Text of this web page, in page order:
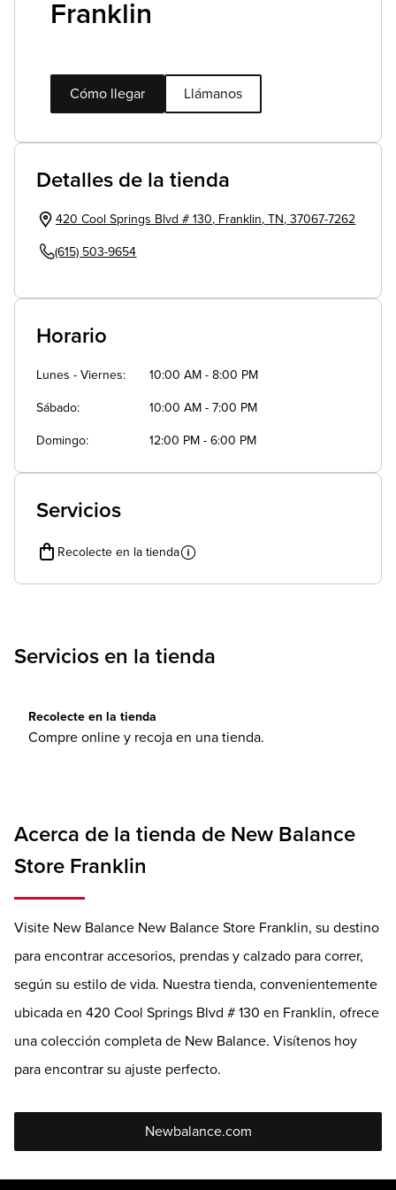
Franklin
Cómo llegar Llámanos
Detalles de la tienda
420 Cool Springs Blvd # 130, Franklin, TN , 37067-7262
(615) 503-9654
Horario
Lunes - Viernes 10:00 AM - 8:00 PM
Sábado 10:00 AM - 7:00 PM
Domingo 12:00 PM - 6:00 PM
Servicios
Recolecte en la tienda
Servicios en la tienda
Recolecte en la tienda
Compre online y recoja en una tienda.
Acerca de la tienda de New Balance
Store Franklin
Visite New Balance New Balance Store Franklin, su destino
para encontrar accesorios, prendas y calzado para correr,
según su estilo de vida. Nuestra tienda, convenientemente
ubicada en 420 Cool Springs Blvd # 130 en Franklin, ofrece
una colección completa de New Balance. Visítenos hoy
para encontrar su ajuste perfecto.
Newbalance.com